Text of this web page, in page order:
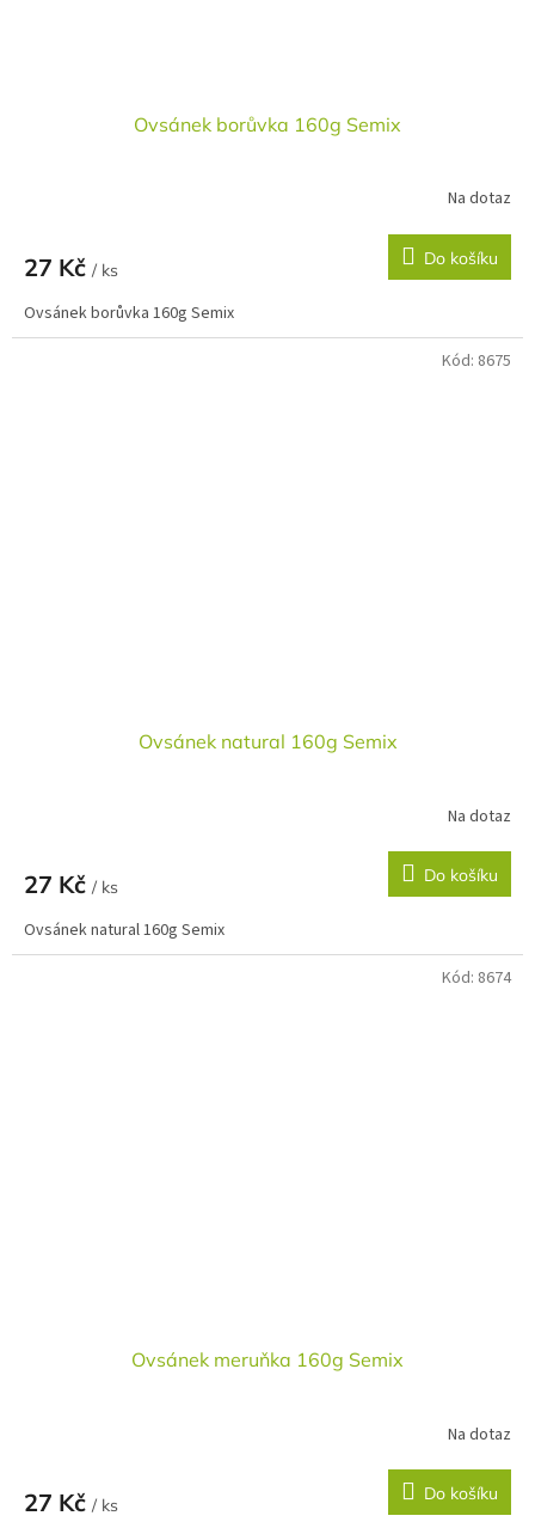
Ovsánek borůvka 160g Semix
Na dotaz
27 Kč / ks
Do košíku
Ovsánek borůvka 160g Semix
Ovsánek natural 160g Semix
Na dotaz
27 Kč / ks
Do košíku
Ovsánek natural 160g Semix
Kód: 8675
Ovsánek meruňka 160g Semix
Na dotaz
27 Kč / ks
Do košíku
Kód: 8674